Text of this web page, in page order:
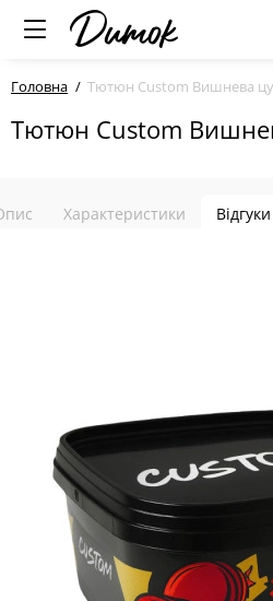
Головна Тютюн Custom Вишнева
Тютюн Custom
Характеристики Відгуки